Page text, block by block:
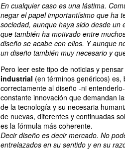
En cualquier caso es una lástima.
negar el papel importantísimo que ha
sociedad, aunque haya sido desde un
que también ha motivado entre
diseño se acabe con ellos. Y aunque
un diseño también muy necesario y
Pero leer este tipo de noticias y
industrial (en términos genéricos)
correctamente al diseño -ni
constante innovación que demandan
de la tecnología y su necesaria
de nuevas, diferentes y continuadas
es la fórmula más coherente.
Decir diseño es decir mercado. No
entrelazados en su sentido y en su